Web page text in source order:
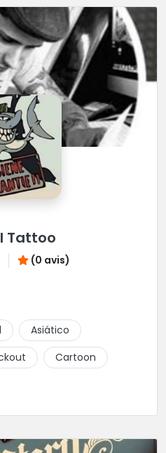
Tattoo
(0 avis)
Asiático
Cartoon